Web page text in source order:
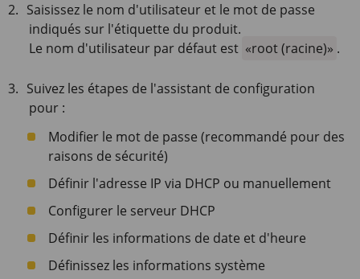
Saisissez le nom d'utilisateur et le mot de passe
indiqués sur l'étiquette du produit.
Le nom d'utilisateur par défaut est
root (racine) .
Suivez les étapes de l'assistant de configuration
pour :
Modifier le mot de passe (recommandé pour des
raisons de sécurité)
Définir l'adresse IP via DHCP ou manuellement
Configurer le serveur DHCP
Définir les informations de date et d'heure
Définissez les informations système